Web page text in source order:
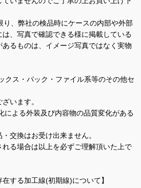
り、弊社の検品時にケースの内部や外部
、写真で確認できる様に掲載している
るものは、イメージ写真ではなく実物
クス・パック・ファイル系等のその他セ
います。
による外装及び内容物の品質変化がある
交換はお受け出来ません。
る場合は以上を必ずご理解頂いた上で
する加工線(初期線)について】